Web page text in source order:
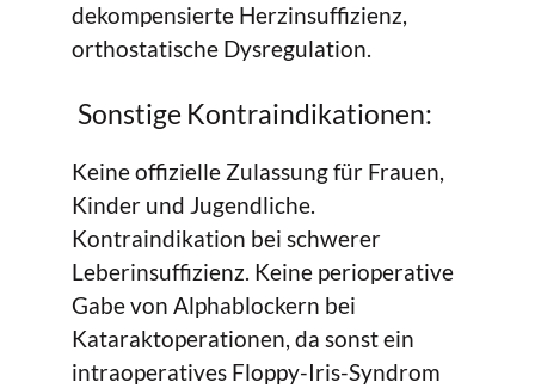
dekompensierte Herzinsuffizienz,
orthostatische Dysregulation.
Sonstige Kontraindikationen:
Keine offizielle Zulassung für Frauen,
Kinder und Jugendliche.
Kontraindikation bei schwerer
Leberinsuffizienz. Keine perioperative
Gabe von Alphablockern bei
Kataraktoperationen, da sonst ein
intraoperatives Floppy-Iris-Syndrom